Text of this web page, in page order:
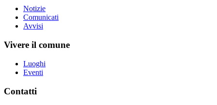
Notizie
Comunicati
Avvisi
Vivere il comune
Luoghi
Eventi
Contatti